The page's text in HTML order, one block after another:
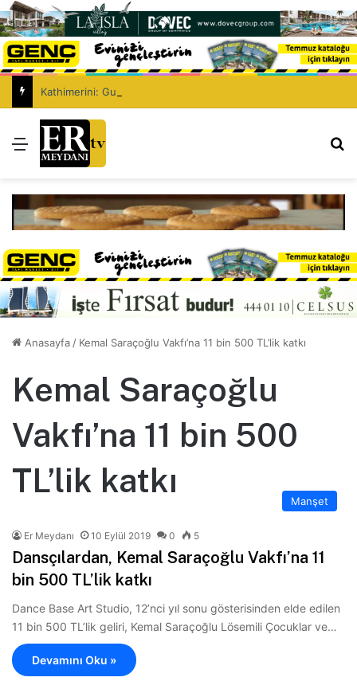
Menü
Anasayfa / Kemal Saraçoğlu Vakfı’na 11 bin 500 TL’lik katkı
Kemal Saraçoğlu
Vakfı’na 11 bin 500
TL’lik katkı
Manşet
Er Meydanı 10 Eylül 2019 0 5
Dansçılardan, Kemal Saraçoğlu Vakfı’na 11
bin 500 TL’lik katkı
Dance Base Art Studio, 12’nci yıl sonu gösterisinden elde edilen
11 bin 500 TL’lik geliri, Kemal Saraçoğlu Lösemili Çocuklar ve…
Devamını Oku »